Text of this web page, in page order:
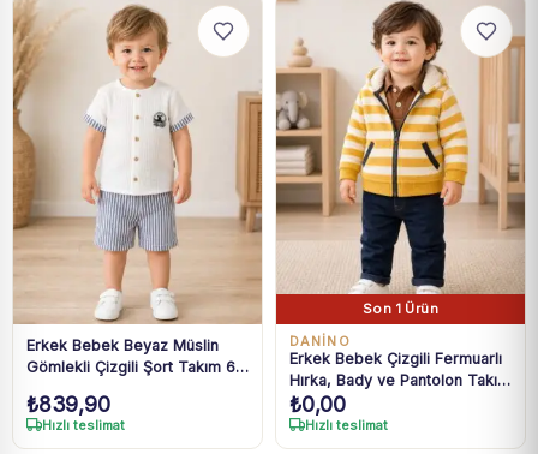
Erkek Bebek Beyaz Müslin
Gömlekli Çizgili Şort Takım 6-
₺839,90
Hızlı teslimat
Son 1 Ürün
DANİNO
Erkek Bebek Çizgili Fermuarlı
Hırka, Bady ve Pantolon Takım
6-24 Ay
₺0,00
Hızlı teslimat